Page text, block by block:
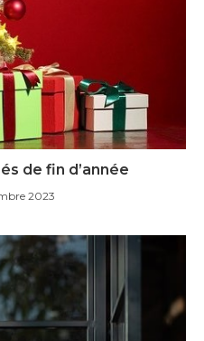
de fin d’année
2023